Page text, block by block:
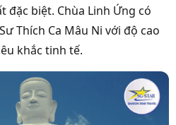
đặc biệt. Chùa Linh Ứng có
Thích Ca Mâu Ni với độ cao
khắc tinh tế.